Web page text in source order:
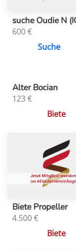
suche Oudie N
600€
Suche
Alter Bocian
123 €
Biete
Biete Propeller
4.500€
Biete